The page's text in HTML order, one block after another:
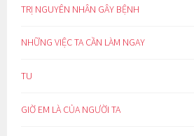
TRỊ NGUYÊN NHÂN GÂY BỆNH
NHỮNG VIỆC TA CẦN LÀM NGAY
TU
GIỜ EM LÀ CỦA NGƯỜI TA